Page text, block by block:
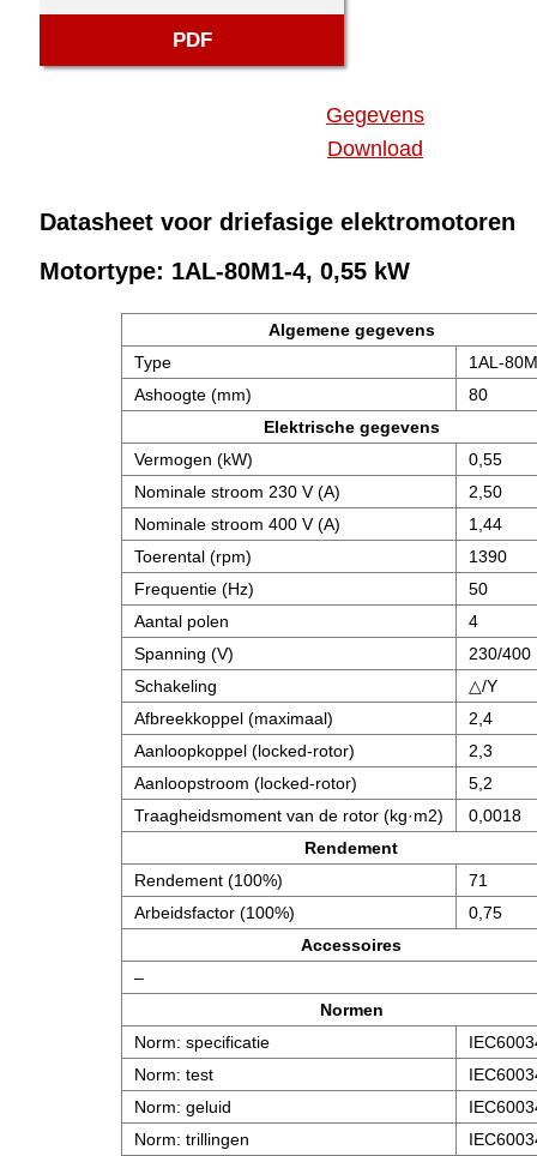
PDF
Gegevens
Download
Datasheet voor driefasige elektromotoren
Motortype: 1AL-80M1-4, 0,55 kW
Algemene gegevens
Type
1AL-
Ashoogte (mm)
80
Elektrische gegevens
Vermogen (kW)
0,55
Nominale stroom 230 V (A)
2,50
Nominale stroom 400 V (A)
1,44
Toerental (rpm)
1390
Frequentie (Hz)
50
Aantal polen
4
Spanning (V)
230/400
Schakeling
△/Y
Afbreekkoppel (maximaal)
2,4
Aanloopkoppel (locked-rotor)
2,3
Aanloopstroom (locked-rotor)
5,2
Traagheidsmoment van de rotor (kg·m2)
0,0018
Rendement
Rendement (100%)
71
Arbeidsfactor (100%)
0,75
Accessoires
–
Normen
Norm: specificatie
Norm: test
Norm: geluid
Norm: trillingen